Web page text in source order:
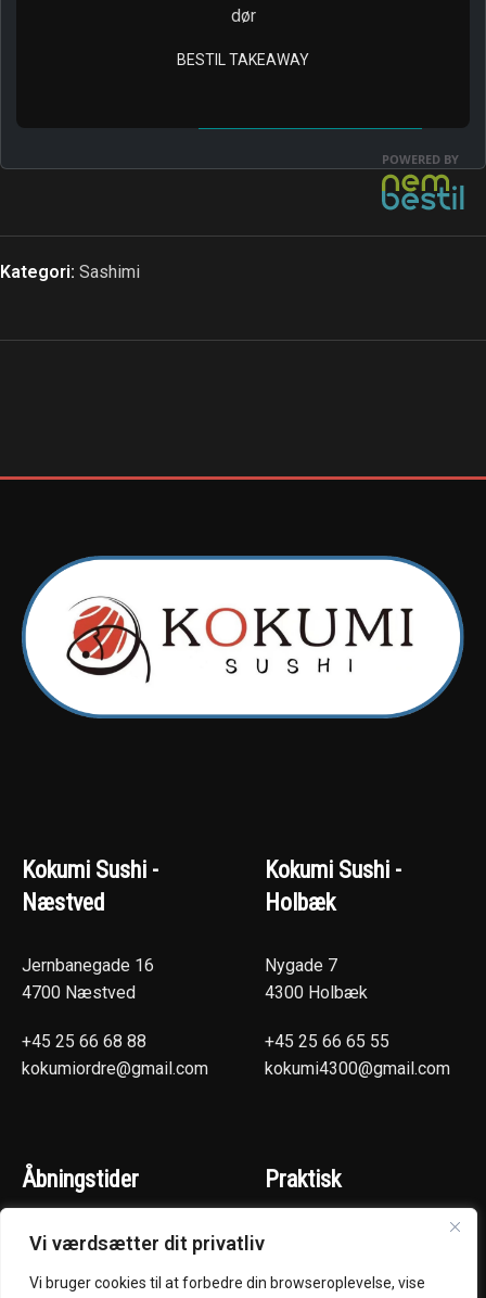
dør
BESTIL TAKEAWAY
Vi værdsætter dit privatliv
Vi bruger cookies til at forbedre din browseroplevelse, vise
Kategori: Sashimi
Kokumi Sushi -
Næstved
Jernbanegade 16
4700 Næstved
+45 25 66 68 88
kokumiordre@gmail.com
Kokumi Sushi -
Holbæk
Nygade 7
4300 Holbæk
+45 25 66 65 55
kokumi4300@gmail.com
Åbningstider
(Hentselv - Levering)
Praktisk